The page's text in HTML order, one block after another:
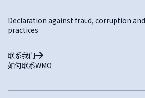
Declaration against fraud, corruption
practices
联系我们
如何联系WMO